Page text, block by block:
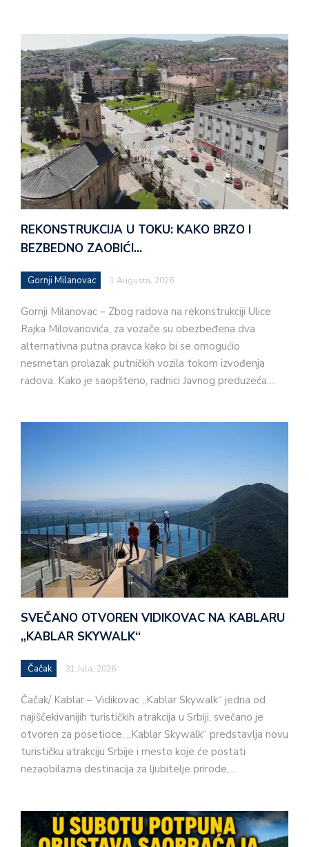
REKONSTRUKCIJA U TOKU: KAKO BRZO I
BEZBEDNO ZAOBIĆI…
Gornji Milanovac 1 Augusta, 2026
Gornji Milanovac – Zbog radova na rekonstrukciji Ulice
Rajka Milovanovića, za vozače su obezbeđena dva
alternativna putna pravca kako bi se omogućio
nesmetan prolazak putničkih vozila tokom izvođenja
radova. Kako je saopšteno, radnici Javnog preduzeća…
SVEČANO OTVOREN VIDIKOVAC NA KABLARU
„KABLAR SKYWALK“
Čačak 31 Jula, 2026
Čačak/ Kablar – Vidikovac „Kablar Skywalk“ jedna od
najiščekivanijih turističkih atrakcija u Srbiji, svečano je
otvoren za posetioce. „Kablar Skywalk“ predstavlja novu
turističku atrakciju Srbije i mesto koje će postati
nezaobilazna destinacija za ljubitelje prirode,…